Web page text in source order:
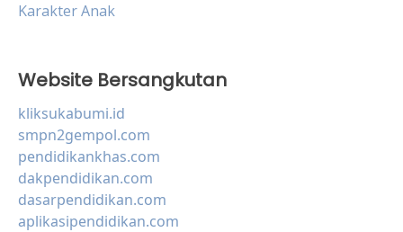
Karakter Anak
Website Bersangkutan
kliksukabumi.id
smpn2gempol.com
pendidikankhas.com
dakpendidikan.com
dasarpendidikan.com
aplikasipendidikan.com